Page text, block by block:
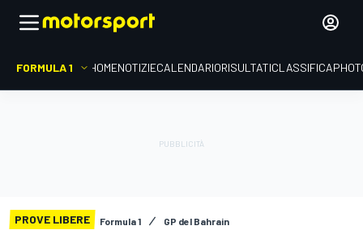
FORMULA 1 HOMENOTIZIECALENDARIORISULTATICLASSIFICA
PROVE LIBERE Formula 1 GP del Bahrain